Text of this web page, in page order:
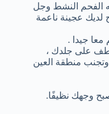
الفحم النشط وجل
لديك عجينة ناعمة
جيدا .
على جلدك ،
منطقة العين
وجهك نظيفًا.